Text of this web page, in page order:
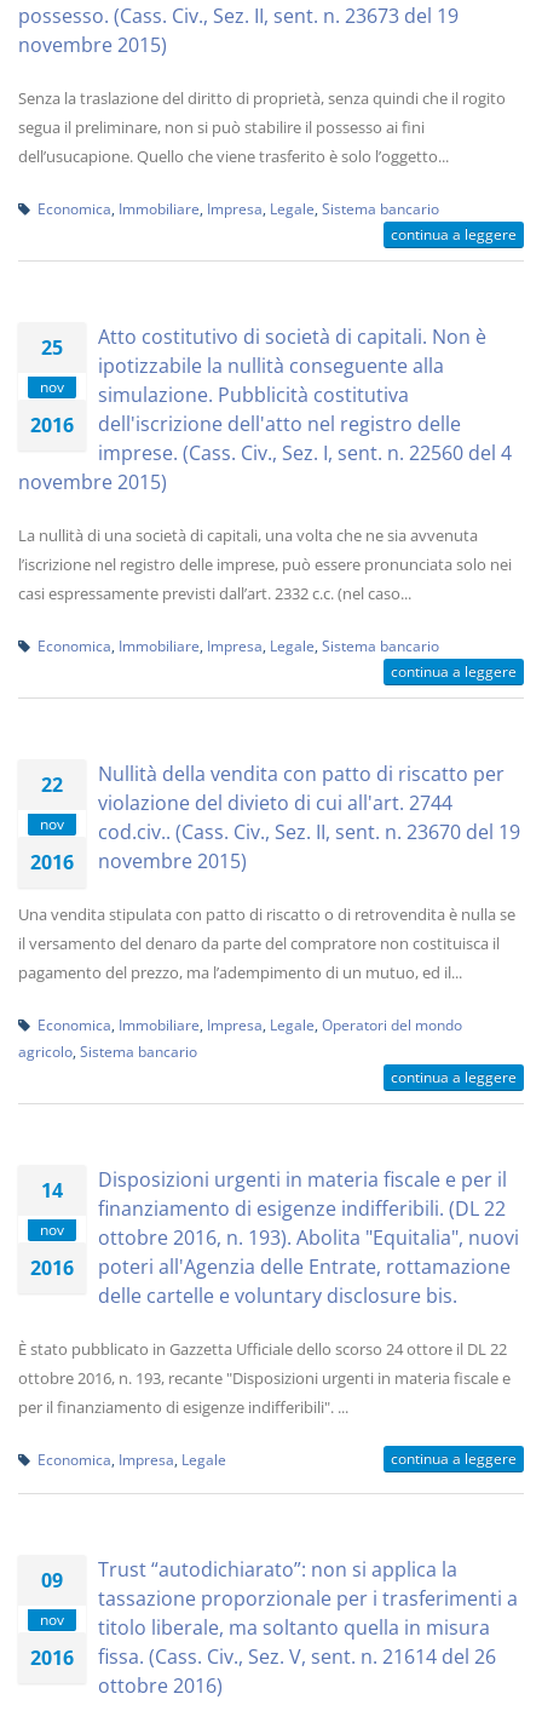
possesso. (Cass. Civ., Sez. II, sent. n. 23673 del 19
novembre 2015)
Senza la traslazione del diritto di proprietà, senza quindi che il rogito
segua il preliminare, non si può stabilire il possesso ai fini
dell’usucapione. Quello che viene trasferito è solo l’oggetto...
Economica Immobiliare Impresa Legale Sistema bancario
continua a leggere
25
nov
2016
Atto costitutivo di società di capitali. Non è
ipotizzabile la nullità conseguente alla
simulazione. Pubblicità costitutiva
dell'iscrizione dell'atto nel registro delle
imprese. (Cass. Civ., Sez. I, sent. n. 22560 del 4
novembre 2015)
La nullità di una società di capitali, una volta che ne sia avvenuta
l’iscrizione nel registro delle imprese, può essere pronunciata solo nei
casi espressamente previsti dall’art. 2332 c.c. (nel caso...
Economica Immobiliare Impresa Legale Sistema bancario
continua a leggere
22
nov
2016
Nullità della vendita con patto di riscatto per
violazione del divieto di cui all'art. 2744
cod.civ.. (Cass. Civ., Sez. II, sent. n. 23670 del 19
novembre 2015)
Una vendita stipulata con patto di riscatto o di retrovendita è nulla se
il versamento del denaro da parte del compratore non costituisca il
pagamento del prezzo, ma l’adempimento di un mutuo, ed il...
Economica Immobiliare Impresa Legale Operatori del mondo
agricolo Sistema bancario
continua a leggere
14
nov
2016
Disposizioni urgenti in materia fiscale e per il
finanziamento di esigenze indifferibili. (DL 22
ottobre 2016, n. 193). Abolita "Equitalia", nuovi
poteri all'Agenzia delle Entrate, rottamazione
delle cartelle e voluntary disclosure bis.
È stato pubblicato in Gazzetta Ufficiale dello scorso 24 ottore il DL 22
ottobre 2016, n. 193, recante "Disposizioni urgenti in materia fiscale e
per il finanziamento di esigenze indifferibili". ...
Economica Impresa Legale continua a leggere
09
nov
2016
Trust “autodichiarato”: non si applica la
tassazione proporzionale per i trasferimenti a
titolo liberale, ma soltanto quella in misura
fissa. (Cass. Civ., Sez. V, sent. n. 21614 del 26
ottobre 2016)